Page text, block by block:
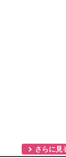
さらに見